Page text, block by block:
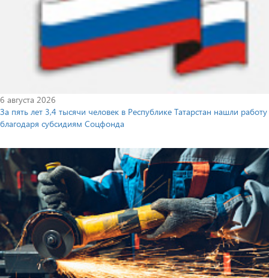
6 августа 2026
За пять лет 3,4 тысячи человек в Республике Татарстан нашли работу
благодаря субсидиям Соцфонда